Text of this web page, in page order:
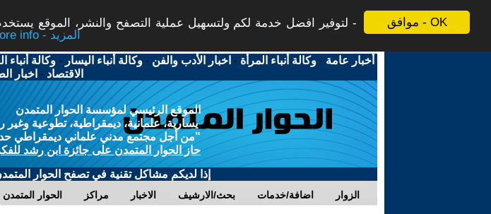
موافق - OK
لتوفير افضل خدمة لكم ولتسهيل عملية التصفح والنشر، الموقع
More info - المزيد
أخبار عامة -وكالة أنباء المرأة - اخبار الأدب والفن -وكالة أنباء اليسار -وكالة أنباء
الاقتصاد - اخبار
الموقع الرئيسي لمؤسسة الحوار المتمدن
يسارية، علمانية، ديمقراطية، تطوعية وغير
"من أجل مجتمع مدني علماني ديمقراطي
حاز الحوار المتمدن على جائزة ابن رشد
إذا لديكم مشاكل تقنية في تصفح الحوار
الحوار المتمدن مراكز الاخبار بحث/الارشيف اضافة/خدمات الزوار